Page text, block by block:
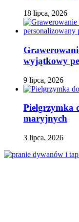
18 lipca, 2026
wyjątkowy
9 lipca, 2026
Pielgrzymka
maryjnych
3 lipca, 2026